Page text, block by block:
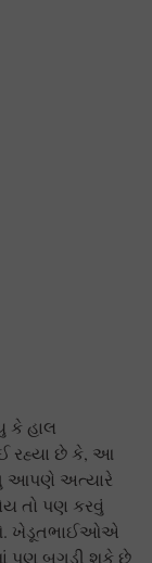
કે હાલ
રહ્યા છે કે, આ
આપણે અત્યારે
તો પણ કરવું
ખેડૂતભાઈઓએ
પણ બગડી શકે છે